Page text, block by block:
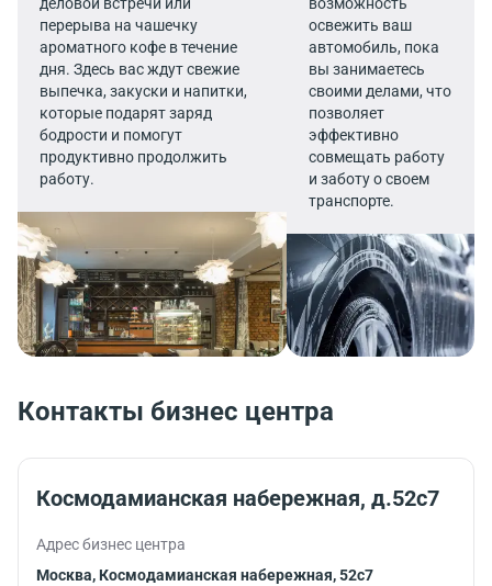
деловой встречи или
перерыва на чашечку
ароматного кофе в течение
дня. Здесь вас ждут свежие
выпечка, закуски и напитки,
которые подарят заряд
бодрости и помогут
продуктивно продолжить
работу.
возможность
освежить ваш
автомобиль, пока
вы занимаетесь
своими делами, что
позволяет
эффективно
совмещать работу
и заботу о своем
транспорте.
Контакты бизнес центра
Космодамианская набережная, д.52с7
Адрес бизнес центра
Москва, Космодамианская набережная, 52с7